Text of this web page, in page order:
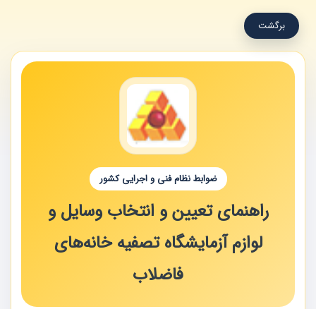
برگشت
ضوابط نظام فنی و اجرایی کشور
راهنمای تعیین و انتخاب وسایل و
لوازم آزمایشگاه تصفیه خانه‌های
فاضلاب